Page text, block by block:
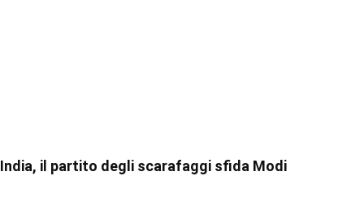
India, il partito degli scarafaggi sfida Modi